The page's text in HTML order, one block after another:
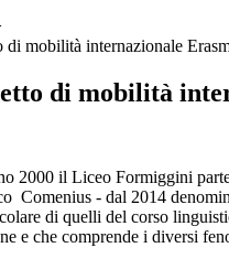
di mobilità internazionale
di mobilità
2000 il Liceo Formiggini
Comenius - dal 2014
di quelli del corso
e che comprende i diversi